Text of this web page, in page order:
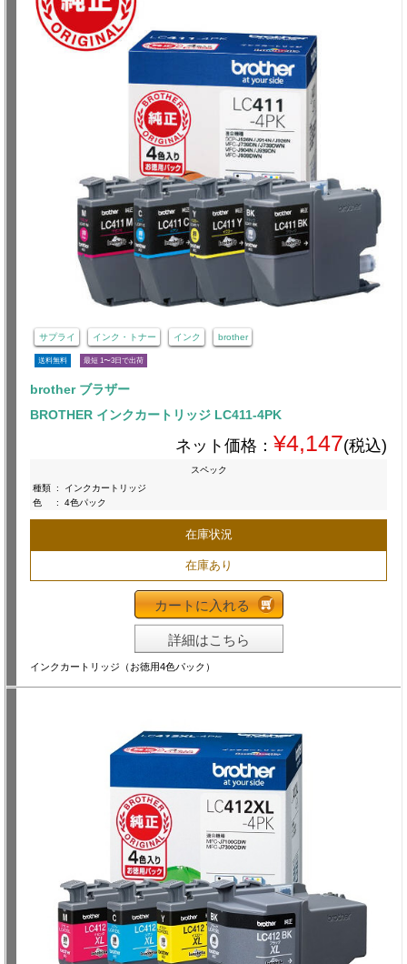
サプライ インク・トナー インク brother
送料無料 最短 1〜3日で出荷
brother ブラザー
BROTHER インクカートリッジ LC411-4PK
ネット価格： ¥4,147(税込)
スペック
種類
:
インクカートリッジ
色
: 4色パック
在庫状況
在庫あり
カートに入れる
詳細はこちら
インクカートリッジ（お徳用4色パック）